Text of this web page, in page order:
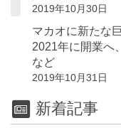
2019年10月30日
マカオに新たな
2021年に開業へ
など
2019年10月31日
新着記事